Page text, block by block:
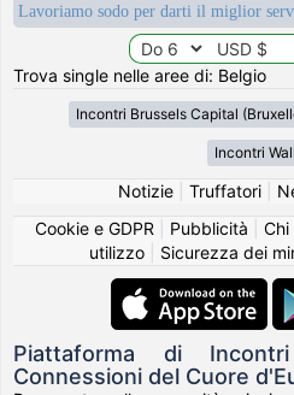
Lavoriamo sodo per darti il miglior
Trova single nelle aree di: Belgio
Incontri Brussels Capital
Incontri
Notizie| Truffatori|
Cookie e GDPR
Pubblicità Chi
utilizzo| Sicurezza dei
Piattaforma di
Connessioni del Cuore